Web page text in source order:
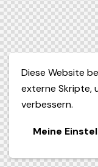
Diese Website
externe Skripte,
verbessern.
Meine